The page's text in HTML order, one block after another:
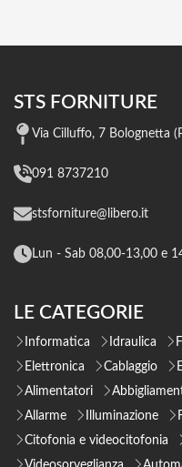
STS FORNITURE
Via Cilluffo, 7 Bolognetta
091 8737210
stsforniture@libero.it
Lun - Sab 08,00-13,00 e
LE CATEGORIE
Informatica Idraulica
Elettronica
Cablaggio
Alimentatori
Allarme
Illuminazione
Citofonia e videocitofonia